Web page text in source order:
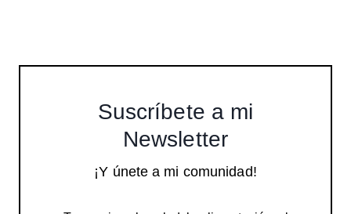
Suscríbete a mi
Newsletter
¡Y únete a mi comunidad!